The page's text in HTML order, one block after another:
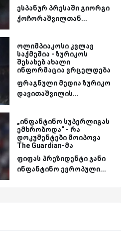
ესპანურ პრესაში გიორგი
ქოჩორაშვილთან...
ოლიმპიაკოსი კვლავ
საქმეშია - ზურიკოს
შესახებ ახალი
ინფორმაცია ვრცელდება
ფრაგნული მედია ზურიკო
დავითაშვილის...
„ინფანტინო სუპერლიგას
ემხრობოდა“ - რა
დოკუმენტები მოიპოვა
The Guardian-მა
ფიფას პრეზიდენტი ჯანი
ინფანტინო ევროპული...